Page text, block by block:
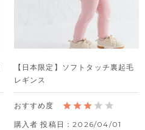
【日本限定】ソフトタッチ裏起毛
レギンス
購入者 投稿日
2026/04/01